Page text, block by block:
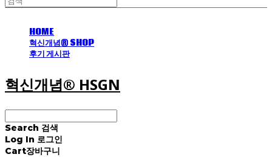
HOME
혁신개념® SHOP
후기 게시판
혁신개념® HSGN
Search 검색
Log In 로그인
Cart장바구니